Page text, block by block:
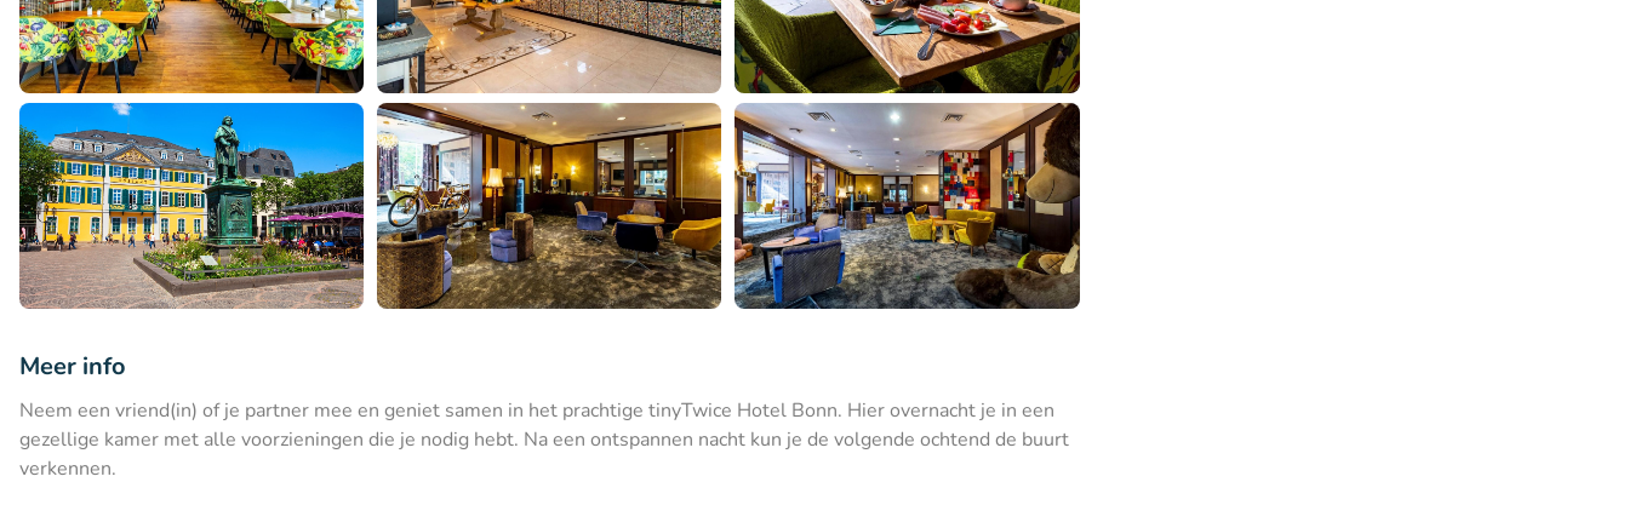
Meer info
Neem een vriend(in) of je partner mee en geniet samen in het prachtige tinyTwice Hotel Bonn. Hier overnacht je in een
gezellige kamer met alle voorzieningen die je nodig hebt. Na een ontspannen nacht kun je de volgende ochtend de buurt
verkennen.